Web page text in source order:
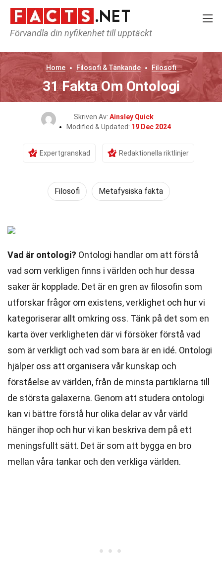
Förvandla din nyfikenhet till upptäckt
Home Filosofi & Tänkande Filosofi
31 Fakta Om Ontologi
Skriven Av: Ainsley Quick
Modified & Updated: 19 Dec 2024
Expertgranskad Redaktionella riktlinjer
Filosofi Metafysiska fakta
Vad är ontologi? Ontologi handlar om att förstå
vad som verkligen finns i världen och hur dessa
saker är kopplade. Det är en gren av filosofin som
utforskar frågor om existens, verklighet och hur vi
kategoriserar allt omkring oss. Tänk på det som en
karta över verkligheten där vi försöker förstå vad
som är verkligt och vad som bara är en idé. Ontologi
hjälper oss att organisera vår kunskap och
förståelse av världen, från de minsta partiklarna till
de största galaxerna. Genom att studera ontologi
kan vi bättre förstå hur olika delar av vår värld
hänger ihop och hur vi kan beskriva dem på ett
meningsfullt sätt. Det är som att bygga en bro
mellan våra tankar och den verkliga världen.